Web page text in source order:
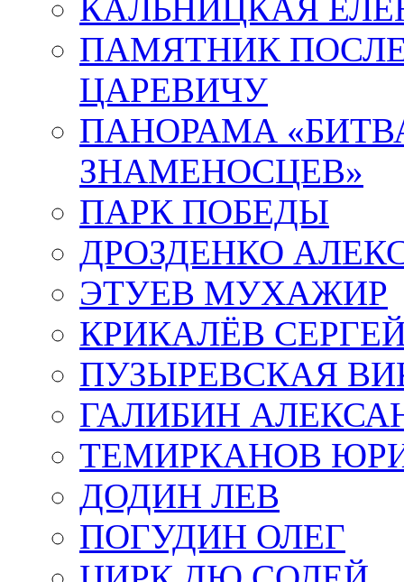
КАЛЬНИЦКАЯ
ПАМЯТНИК
ЦАРЕВИЧУ
ПАНОРАМА
ЗНАМЕНОСЦЕВ»
ПАРК ПОБЕДЫ
ДРОЗДЕНКО
ЭТУЕВ МУХАЖИР
КРИКАЛЁВ
ПУЗЫРЕВСКАЯ
ГАЛИБИН
ТЕМИРКАНОВ
ДОДИН ЛЕВ
ПОГУДИН ОЛЕГ